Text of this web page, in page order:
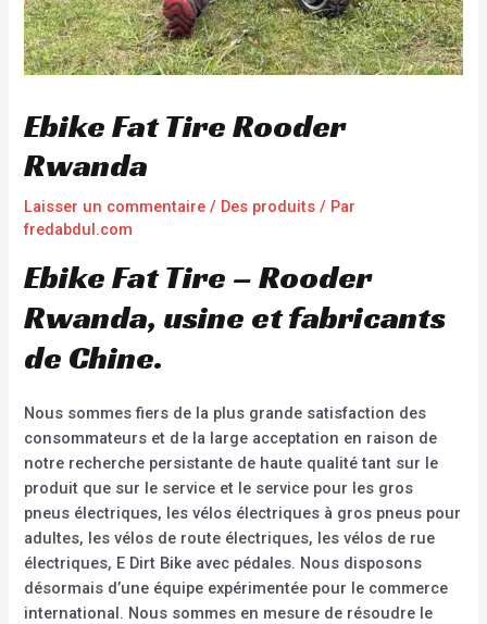
Ebike Fat Tire Rooder
Rwanda
Laisser un commentaire / Des produits / Par
fredabdul.com
Ebike Fat Tire – Rooder
Rwanda, usine et fabricants
de Chine.
Nous sommes fiers de la plus grande satisfaction des
consommateurs et de la large acceptation en raison de
notre recherche persistante de haute qualité tant sur le
produit que sur le service et le service pour les gros
pneus électriques, les vélos électriques à gros pneus pour
adultes, les vélos de route électriques, les vélos de rue
électriques, E Dirt Bike avec pédales. Nous disposons
désormais d’une équipe expérimentée pour le commerce
international. Nous sommes en mesure de résoudre le